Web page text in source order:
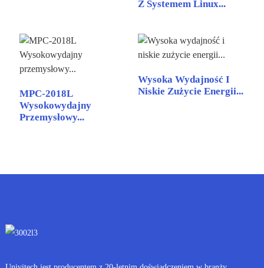
Z Systemem Linux...
MPC-2018L
Wysokowydajny
Przemysłowy...
Wysoka Wydajność I
Niskie Zużycie Energii...